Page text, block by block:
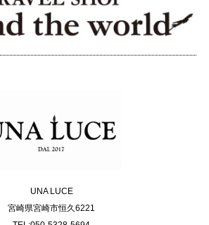
UNA LUCE
宮崎県宮崎市恒久6221